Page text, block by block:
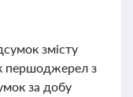
змісту
першоджерел з
за добу